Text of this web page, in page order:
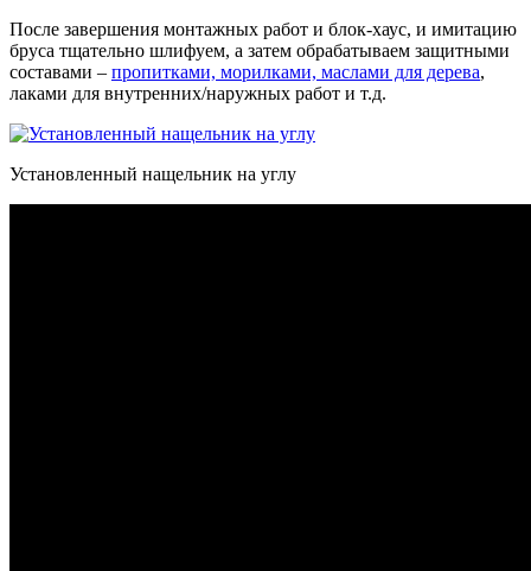
После завершения монтажных работ и блок-хаус, и имитацию
бруса тщательно шлифуем, а затем обрабатываем защитными
составами – пропитками, морилками, маслами для дерева,
лаками для внутренних/наружных работ и т.д.
Установленный нащельник на углу